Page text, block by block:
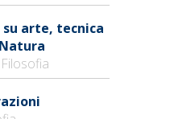
su arte, tecnica